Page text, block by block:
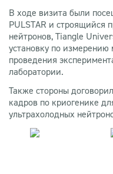
В ходе визита были
PULSTAR и строящийся
нейтронов, Tiangle
установку по измерению
проведения
лаборатории.
Также стороны
кадров по криогенике
ультрахолодных